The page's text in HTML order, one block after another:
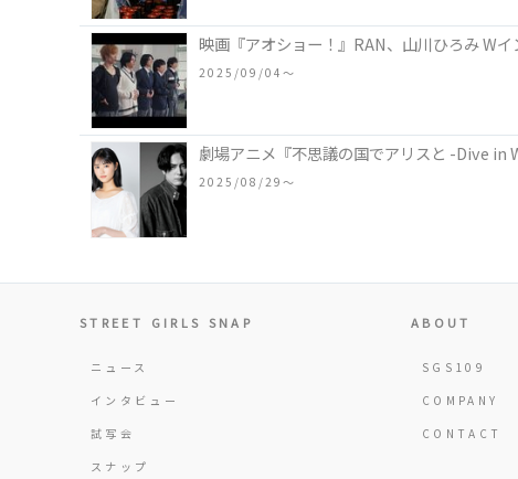
映画『アオショー！』RAN、山川ひろみ Wイ
2025/09/04〜
劇場アニメ『不思議の国でアリスと -Dive
2025/08/29〜
STREET GIRLS SNAP
ニュース
インタビュー
試写会
スナップ
ABOUT
SGS109
COMPANY
CONTACT